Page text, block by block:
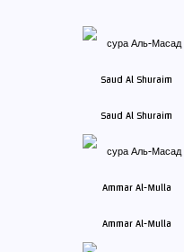
Saud Al Shuraim
Ammar Al-Mulla